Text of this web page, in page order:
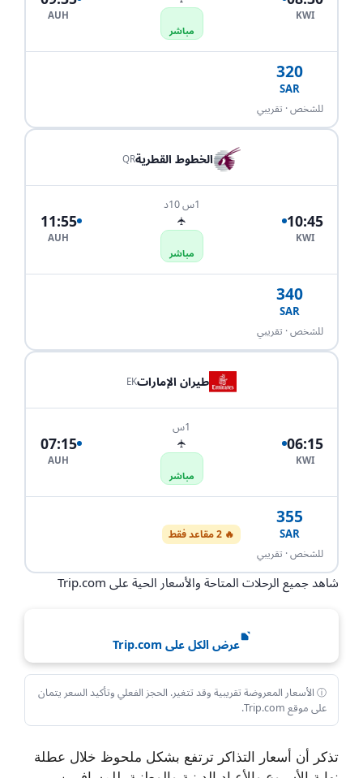
KWI
مباشر
AUH
320
SAR
للشخص · تقريبي
الخطوط القطريةQR
10:45
KWI
1س 10د
✈
مباشر
11:55
AUH
340
SAR
للشخص · تقريبي
طيران الإماراتEK
06:15
KWI
1س
✈
مباشر
07:15
AUH
355
SAR
للشخص · تقريبي
🔥 2 مقاعد فقط
شاهد جميع الرحلات المتاحة والأسعار الحية على Trip.com
عرض الكل على Trip.com
ⓘ الأسعار المعروضة تقريبية وقد تتغير. الحجز الفعلي وتأكيد السعر يتمان
على موقع Trip.com.
تذكر أن أسعار التذاكر ترتفع بشكل ملحوظ خلال عطلة